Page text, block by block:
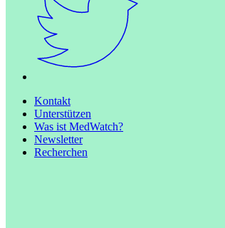
Kontakt
Unterstützen
Was ist MedWatch?
Newsletter
Recherchen